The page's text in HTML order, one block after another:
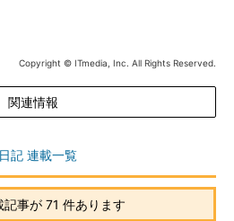
Copyright © ITmedia, Inc. All Rights Reserved.
関連情報
記 連載一覧
記事が 71 件あります